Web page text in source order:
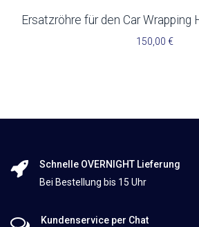
150,00 €
Schnelle OVERNIGHT Lieferung
Bei Bestellung bis 15 Uhr
Kundenservice per Chat